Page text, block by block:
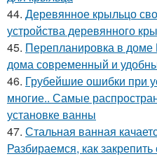
44. Деревянное крыльцо
устройства деревянного
45. Перепланировка в доме
дома современный и
46. Грубейшие ошибки при
многие.. Самые
установке ванны
47. Стальная ванная
Разбираемся, как